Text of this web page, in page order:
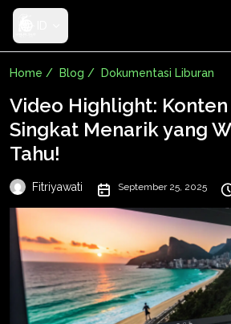
Home / Blog / Dokumentasi Liburan
Video Highlight: Konten
Singkat Menarik yang
Tahu!
Fitriyawati September 25, 2025